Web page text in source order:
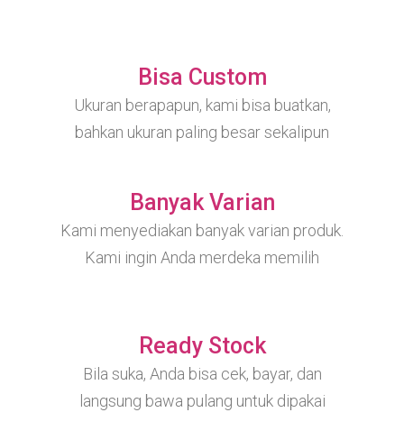
Bisa Custom
Ukuran berapapun, kami bisa buatkan,
bahkan ukuran paling besar sekalipun
Banyak Varian
Kami menyediakan banyak varian produk.
Kami ingin Anda merdeka memilih
Ready Stock
Bila suka, Anda bisa cek, bayar, dan
langsung bawa pulang untuk dipakai